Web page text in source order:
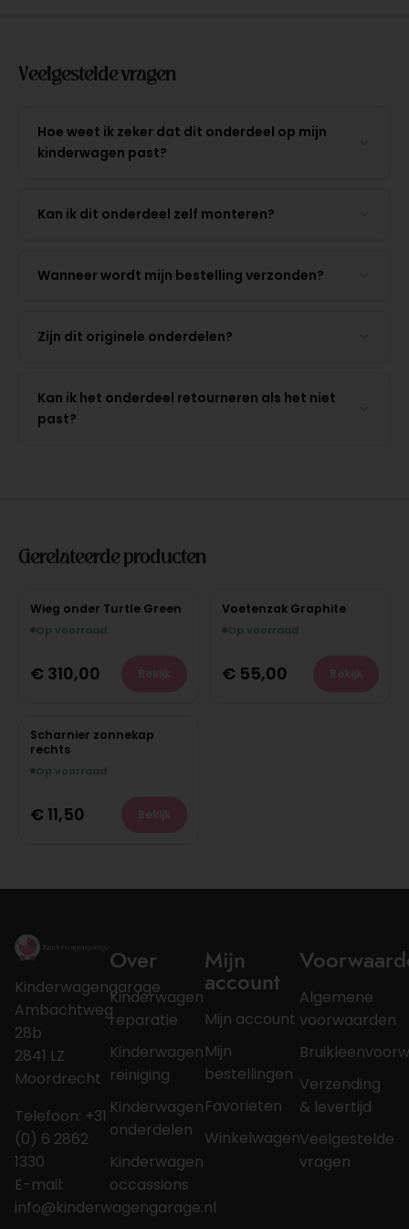
Veelgestelde vragen
Hoe weet ik zeker dat dit onderdeel op mijn
kinderwagen past?
Kan ik dit onderdeel zelf monteren?
Wanneer wordt mijn bestelling verzonden?
Zijn dit originele onderdelen?
Kan ik het onderdeel retourneren als het niet
past?
Gerelateerde producten
Wieg onder Turtle Green
Op voorraad
€ 310,00
Voetenzak Graphite
Op voorraad
€ 55,00
Scharnier zonnekap
rechts
Op voorraad
€ 11,50
Kinderwagengarage
Ambachtweg
28b
2841 LZ
Moordrecht
Telefoon: +31
(0) 6 2862
1330
E-mail:
info@kinderwagengarage.nl
Over
Kinderwagen
reparatie
Kinderwagen
reiniging
Kinderwagen
onderdelen
Kinderwagen
occassions
Mijn
account
Mijn account
Mijn
bestellingen
Favorieten
Winkelwagen
Algemene
voorwaarden
Verzending
& levertijd
Veelgestelde
vragen